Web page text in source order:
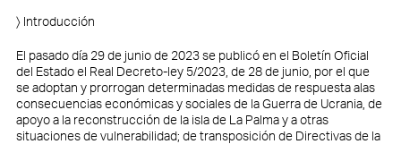
〉 Introducción
El pasado día 29 de junio de 2023 se publicó en el Boletín Oficial
del Estado el Real Decreto-ley 5/2023, de 28 de junio, por el que
se adoptan y prorrogan determinadas medidas de respuesta alas
consecuencias económicas y sociales de la Guerra de Ucrania, de
apoyo a la reconstrucción de la isla de La Palma y a otras
situaciones de vulnerabilidad; de transposición de Directivas de la